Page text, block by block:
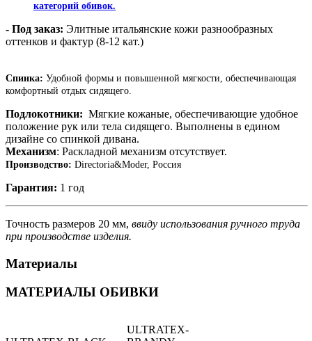
категорий обивок.
- Под заказ: Элитные итальянские кожи разнообразных
оттенков и фактур (8-12 кат.)
Спинка: Удобной формы и повышенной мягкости, обеспечивающая
комфортный отдых сидящего.
Подлокотники: Мягкие кожаные, обеспечивающие удобное
положение рук или тела сидящего. Выполнены в едином
дизайне со спинкой дивана.
Механизм: Раскладной механизм отсутствует.
Производство: Directoria&Moder, Россия
Гарантия: 1 год
Точность размеров 20 мм, ввиду использования ручного труда
при производстве изделия.
Материалы
МАТЕРИАЛЫ ОБИВКИ
ULTRATEX-